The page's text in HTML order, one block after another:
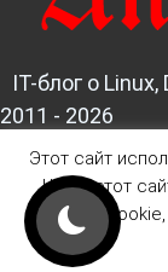
IT-блог о
2011 - 2026
Этот сайт
Читая этот
файлов